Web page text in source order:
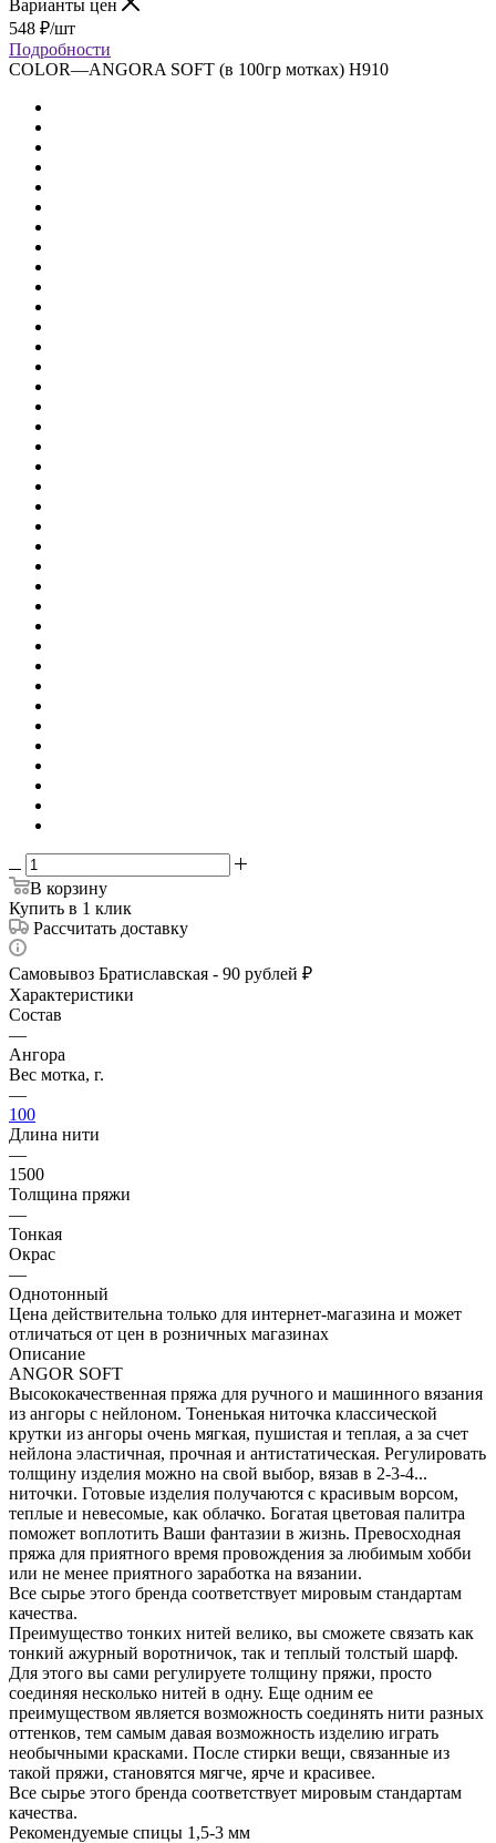
Варианты цен
548 ₽/шт
Подробности
COLOR—ANGORA SOFT (в 100гр мотках) H910
В корзину
Купить в 1 клик
Рассчитать доставку
Самовывоз Братиславская - 90 рублей ₽
Характеристики
Состав
—
Ангора
Вес мотка, г.
—
100
Длина нити
—
1500
Толщина пряжи
—
Тонкая
Окрас
—
Однотонный
Цена действительна только для интернет-магазина и может
отличаться от цен в розничных магазинах
Описание
ANGOR SOFT
Высококачественная пряжа для ручного и машинного вязания
из ангоры с нейлоном. Тоненькая ниточка классической
крутки из ангоры очень мягкая, пушистая и теплая, а за счет
нейлона эластичная, прочная и антистатическая. Регулировать
толщину изделия можно на свой выбор, вязав в 2-3-4...
ниточки. Готовые изделия получаются с красивым ворсом,
теплые и невесомые, как облачко. Богатая цветовая палитра
поможет воплотить Ваши фантазии в жизнь. Превосходная
пряжа для приятного время провождения за любимым хобби
или не менее приятного заработка на вязании.
Все сырье этого бренда соответствует мировым стандартам
качества.
Преимущество тонких нитей велико, вы сможете связать как
тонкий ажурный воротничок, так и теплый толстый шарф.
Для этого вы сами регулируете толщину пряжи, просто
соединяя несколько нитей в одну. Еще одним ее
преимуществом является возможность соединять нити разных
оттенков, тем самым давая возможность изделию играть
необычными красками. После стирки вещи, связанные из
такой пряжи, становятся мягче, ярче и красивее.
Все сырье этого бренда соответствует мировым стандартам
качества.
Рекомендуемые спицы 1,5-3 мм